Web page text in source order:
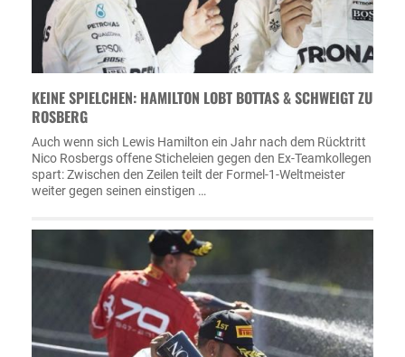
KEINE SPIELCHEN: HAMILTON LOBT BOTTAS & SCHWEIGT ZU
ROSBERG
Auch wenn sich Lewis Hamilton ein Jahr nach dem Rücktritt
Nico Rosbergs offene Sticheleien gegen den Ex-Teamkollegen
spart: Zwischen den Zeilen teilt der Formel-1-Weltmeister
weiter gegen seinen einstigen …